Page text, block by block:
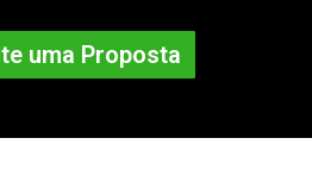
uma Proposta